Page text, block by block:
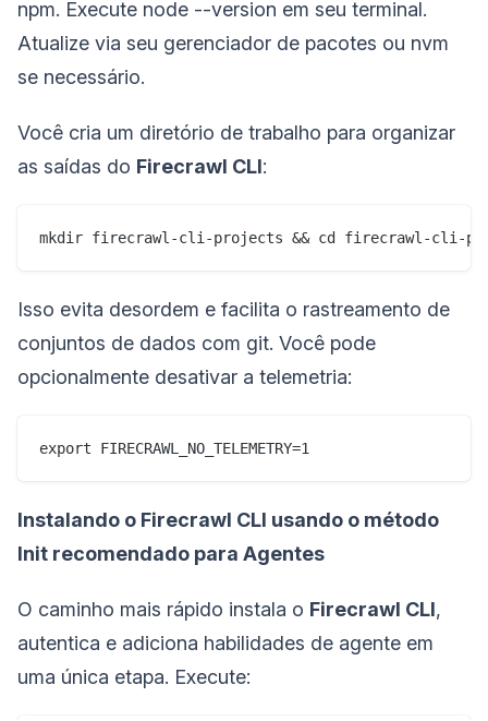
npm. Execute node --version em seu terminal.
Atualize via seu gerenciador de pacotes ou nvm
se necessário.
Você cria um diretório de trabalho para organizar
as saídas do Firecrawl CLI:
mkdir firecrawl-cli-projects && cd firecrawl-cli-
Isso evita desordem e facilita o rastreamento de
conjuntos de dados com git. Você pode
opcionalmente desativar a telemetria:
export FIRECRAWL_NO_TELEMETRY=1
Instalando o Firecrawl CLI usando o método
Init recomendado para Agentes
O caminho mais rápido instala o Firecrawl CLI,
autentica e adiciona habilidades de agente em
uma única etapa. Execute: